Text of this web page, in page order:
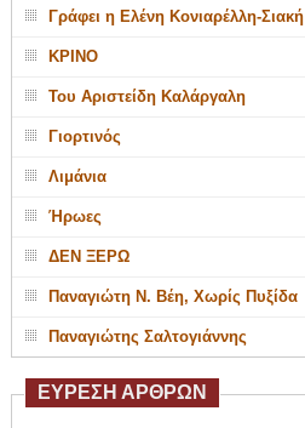
Γράφει η Ελένη Κονιαρέλλη-Σιακή
ΚΡΙΝΟ
Του Αριστείδη Καλάργαλη
Γιορτινός
Λιμάνια
Ήρωες
ΔΕΝ ΞΕΡΩ
Παναγιώτη Ν. Βέη, Χωρίς Πυξίδα
Παναγιώτης Σαλτογιάννης
ΕΥΡΕΣΗ ΑΡΘΡΩΝ